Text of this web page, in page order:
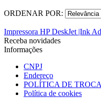
ORDENAR POR:
Impressora HP DeskJet |Ink
Receba novidades
Informações
CNPJ
Endereço
POLÍTICA DE
Política de cookies